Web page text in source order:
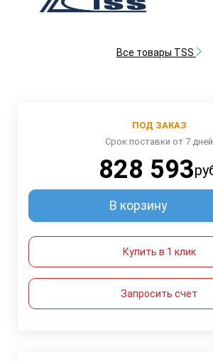
Все товары TSS
ПОД ЗАКАЗ
Срок поставки от 7 дней
828 593
В корзину
Купить в 1 клик
Запросить счет